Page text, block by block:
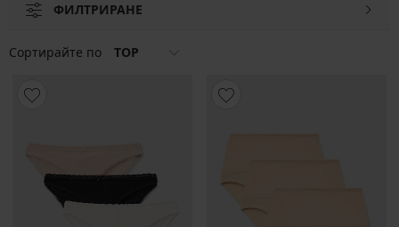
ФИЛТРИРАНЕ
Сортирайте по TOP